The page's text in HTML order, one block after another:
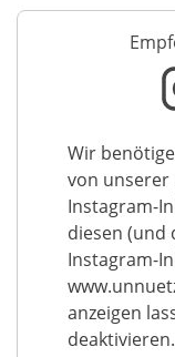
Wir
von unserer
Instagram-
diesen (und
Instagram-
anzeigen
deaktivieren.